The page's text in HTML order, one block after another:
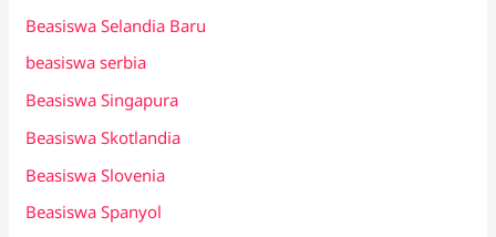
Beasiswa Selandia Baru
beasiswa serbia
Beasiswa Singapura
Beasiswa Skotlandia
Beasiswa Slovenia
Beasiswa Spanyol